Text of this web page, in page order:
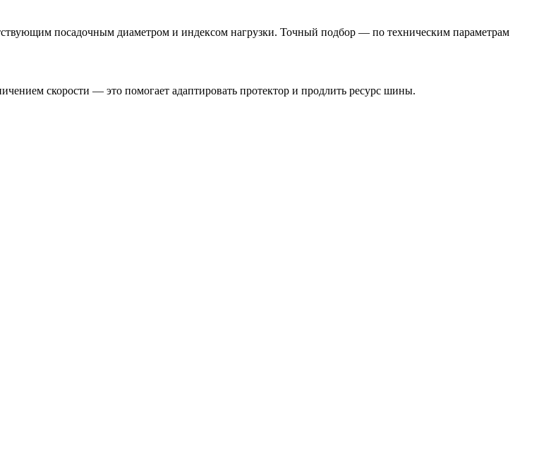
посадочным диаметром и индексом нагрузки. Точный подбор — по техническим параметрам
скорости — это помогает адаптировать протектор и продлить ресурс шины.